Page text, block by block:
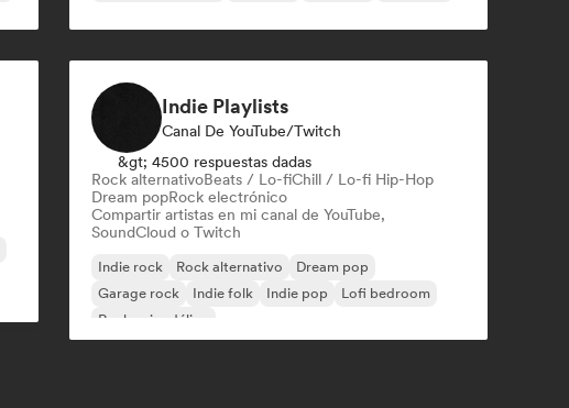
Indie Playlists
Canal De YouTube/Twitch
&gt; 4500 respuestas dadas
Rock alternativoBeats / Lo-fiChill / Lo-fi Hip-Hop
Dream popRock electrónico
Compartir artistas en mi canal de YouTube,
SoundCloud o Twitch
Indie rock Rock alternativo
Dream pop
Garage rock
Indie folk Indie pop
Lofi bedroom
Rock psicodélico